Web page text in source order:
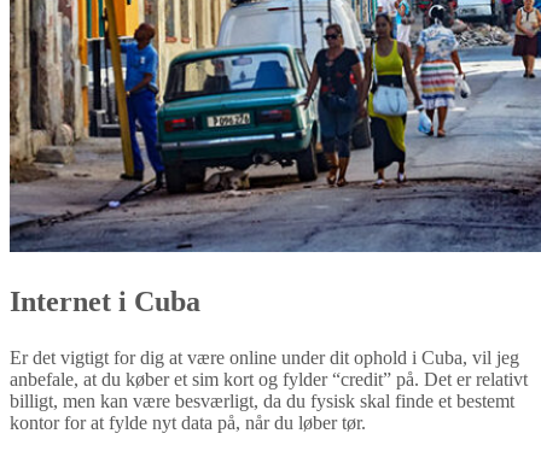
Internet i Cuba
Er det vigtigt for dig at være online under dit ophold i Cuba, vil jeg
anbefale, at du køber et sim kort og fylder “credit” på. Det er relativt
billigt, men kan være besværligt, da du fysisk skal finde et bestemt
kontor for at fylde nyt data på, når du løber tør.